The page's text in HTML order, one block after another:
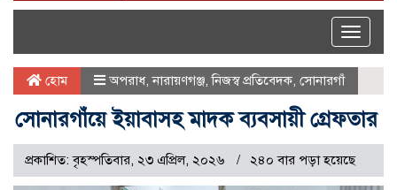
Toggle
হোম অপরাধ,নারায়ণগঞ্জ,নিজস্ব প্রতিবেদক, সোনারগাঁ
সোনারগাঁয়ে ইয়াবাসহ মাদক ব্যবসায়ী গ্রেফতার
প্রকাশিত: বৃহস্পতিবার, ২৩ এপ্রিল, ২০২৬ ২৪০ বার পড়া হয়েছে